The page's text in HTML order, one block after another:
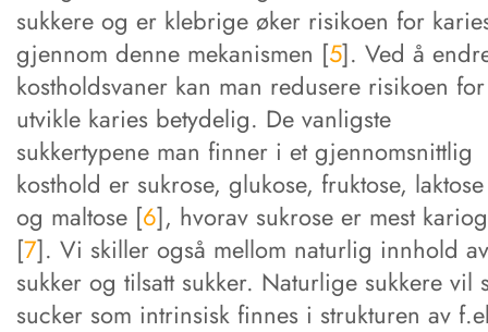
sukkere og er klebrige øker risikoen for
gjennom denne mekanismen [5]. Ved å
kostholdsvaner kan man redusere risikoen
utvikle karies betydelig. De vanligste
sukkertypene man finner i et gjennomsnittlig
kosthold er sukrose, glukose, fruktose, laktose
og maltose [6], hvorav sukrose er mest
[7]. Vi skiller også mellom naturlig innhold av
sukker og tilsatt sukker. Naturlige sukkere vil
sucker som intrinsisk finnes i strukturen av